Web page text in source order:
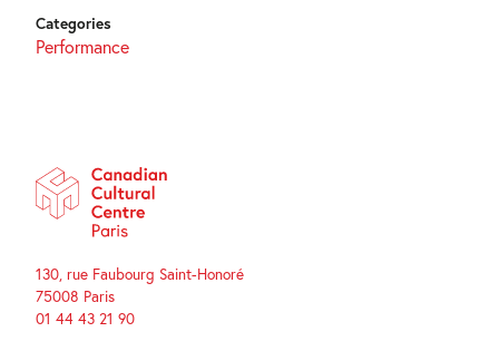
Categories
Performance
130, rue Faubourg Saint-Honoré
75008 Paris
01 44 43 21 90